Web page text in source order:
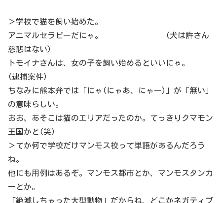
＞学校で猫を飼い始めた。
アニマルセラピーだにゃ。 (犬は許さん
慈悲はない)
トモイナさんは、女の子を飼い始めるといいにゃ。
(逮捕案件)
ちなみに熊本弁では「にゃ(にゃあ、にゃー)」が「無い」
の意味らしい。
おお、あそこは猫のエリアだったのか。てっきりクマモン
王国かと(笑)
＞てか何で学校だけマンモス校って単語があるんだろう
ね。
他にも用例はあるぞ。マンモス都市とか、マンモスタンカ
ーとか。
「絶滅しちゃった大型動物」だからね、どこかネガティブ